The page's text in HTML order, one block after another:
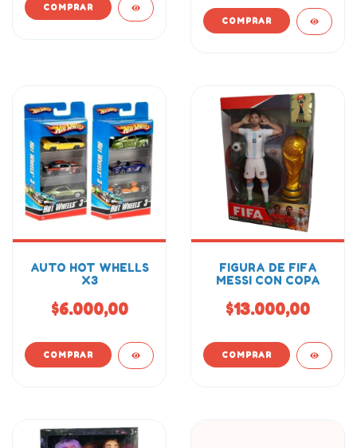
AUTO HOT WHELLS
X3
$6.000,00
FIGURA DE FIFA
MESSI CON COPA
$13.000,00